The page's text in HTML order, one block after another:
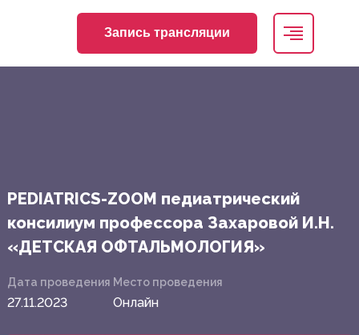
Запись трансляции
PEDIATRICS-ZOOM педиатрический
консилиум профессора Захаровой И.Н.
«ДЕТСКАЯ ОФТАЛЬМОЛОГИЯ»
Дата проведения
27.11.2023
Место проведения
Онлайн